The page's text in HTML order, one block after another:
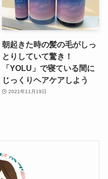
朝起きた時の髪の毛がしっ
とりしていて驚き！
「YOLU」で寝ている間に
じっくりヘアケアしよう
2021年11月19日